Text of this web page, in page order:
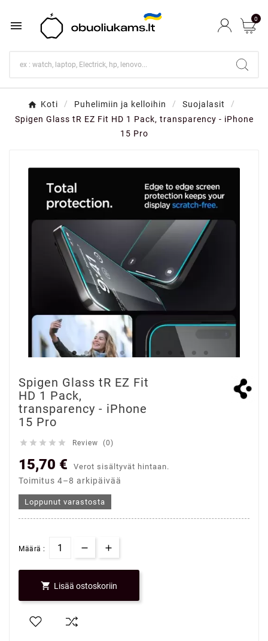
 0
Koti Puhelimiin ja kelloihin
Suojalasit
Spigen Glass tR EZ Fit HD 1 Pack, transparency - iPhone
15 Pro
Spigen Glass tR EZ Fit
HD 1 Pack,
transparency - iPhone
15 Pro
     Review (0)
15,70 € Verot sisältyvät hintaan.
Toimitus 4–8 arkipäivää
Loppunut varastosta
Määrä :
 Lisää ostoskoriin